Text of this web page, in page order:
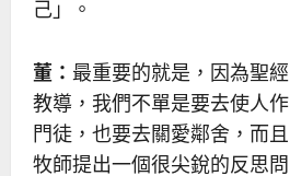
己」。
董： 最重要的就是，因為聖經
教導，我們不單是要去使人作
門徒，也要去關愛鄰舍，而且
牧師提出一個很尖銳的反思問